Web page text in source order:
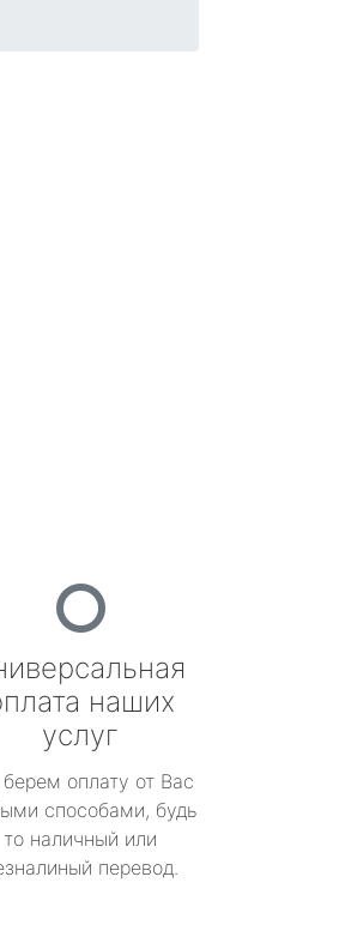
наших
услуг
оплату от Вас
способами, будь
то наличный или
перевод.